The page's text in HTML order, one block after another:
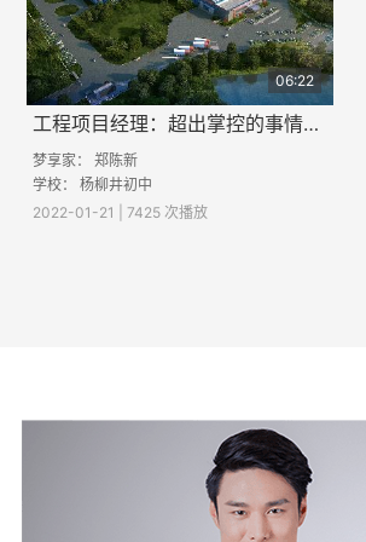
06:22
工程项目经理：超出掌控的事情要善于借力
梦享家： 郑陈新
学校： 杨柳井初中
2022-01-21 | 7425 次播放